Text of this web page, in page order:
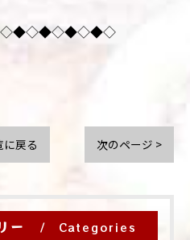
に戻る 次のページ >
ー Categories